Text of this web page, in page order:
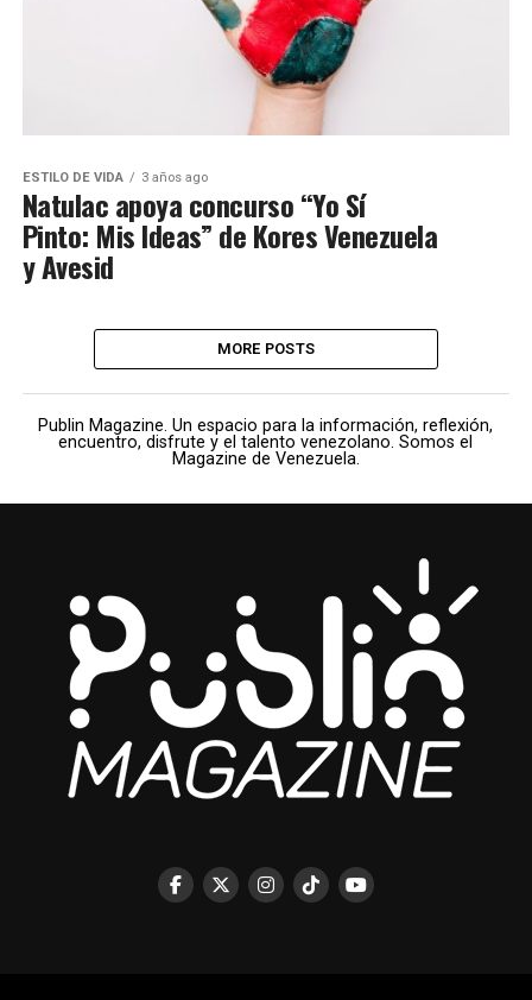
ESTILO DE VIDA 3 años ago
Natulac apoya concurso “Yo Sí
Pinto: Mis Ideas” de Kores Venezuela
y Avesid
MORE POSTS
Publin Magazine. Un espacio para la información, reflexión,
encuentro, disfrute y el talento venezolano. Somos el
Magazine de Venezuela.